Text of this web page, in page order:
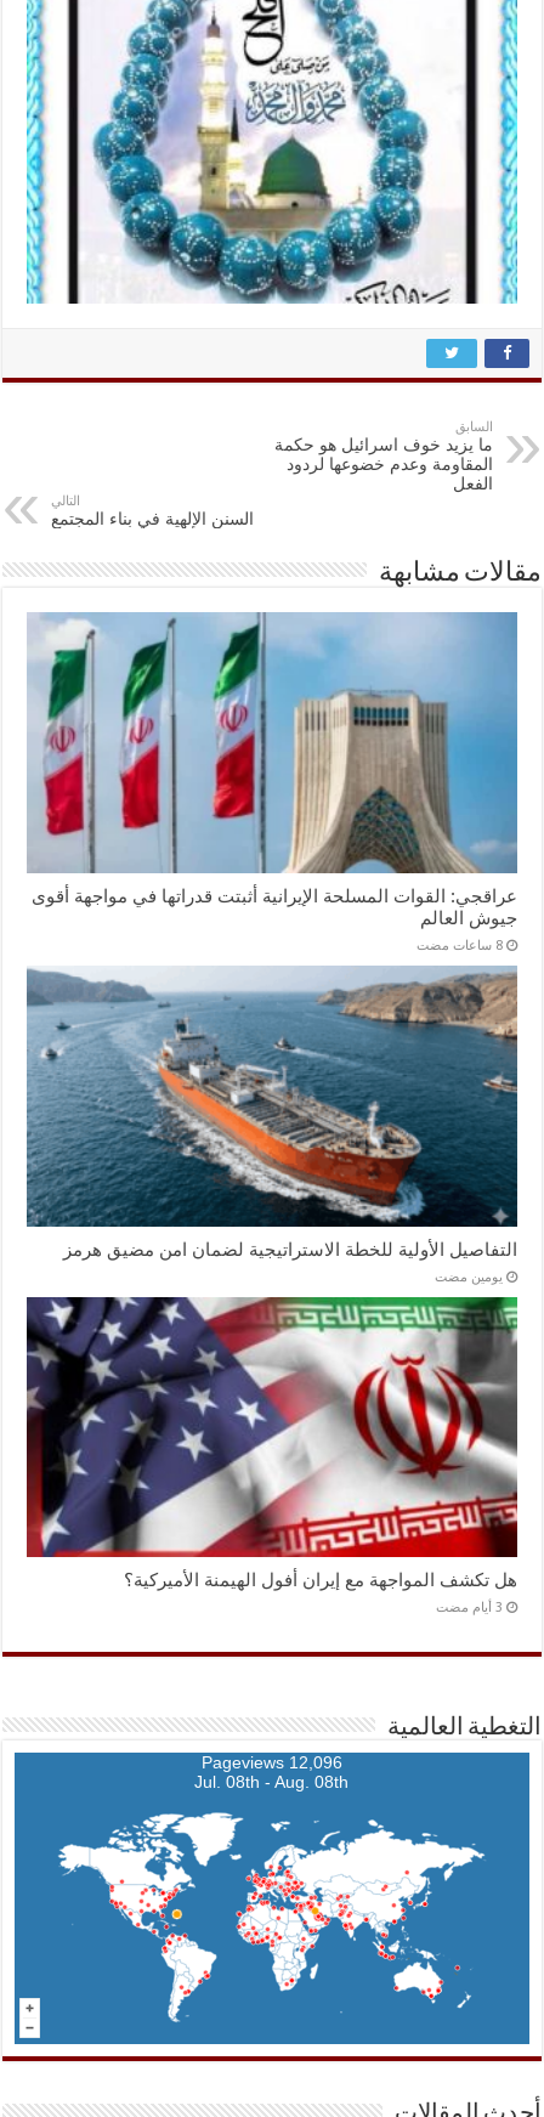
السابق
ما يزيد خوف اسرائيل هو حكمة
المقاومة وعدم خضوعها لردود
الفعل
التالي
السنن الإلهية في بناء المجتمع
مقالات مشابهة
عراقجي: القوات المسلحة الإيرانية أثبتت قدراتها في مواجهة أقوى
جيوش العالم
‏8 ساعات مضت
التفاصيل الأولية للخطة الاستراتيجية لضمان امن مضيق هرمز
‏يومين مضت
هل تكشف المواجهة مع إيران أفول الهيمنة الأميركية؟
التغطية العالمية
12,096 Pageviews
Jul. 08th - Aug. 08th